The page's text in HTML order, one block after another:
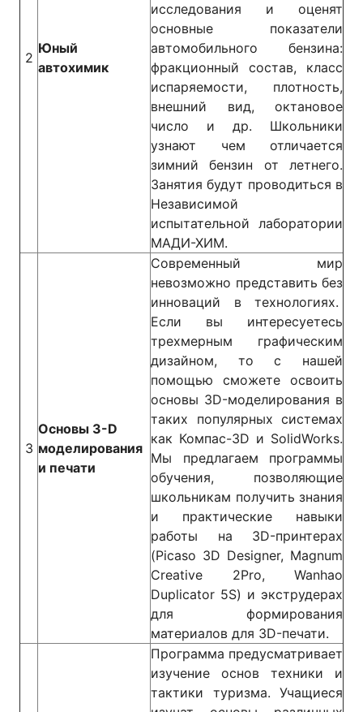
2
Юный
автохимик
исследования и оценят
основные показатели
автомобильного бензина:
фракционный состав, класс
испаряемости, плотность,
внешний вид, октановое
число и др. Школьники
узнают чем отличается
зимний бензин от летнего.
Занятия будут проводиться в
Независимой
испытательной лаборатории
МАДИ-ХИМ.
3
Основы 3-D
моделирования
и печати
Современный мир
невозможно представить без
инноваций в технологиях.
Если вы интересуетесь
трехмерным графическим
дизайном, то с нашей
помощью сможете освоить
основы 3D-моделирования в
таких популярных системах
как Компас-3D и SolidWorks.
Мы предлагаем программы
обучения, позволяющие
школьникам получить знания
и практические навыки
работы на 3D-принтерах
(Picaso 3D Designer, Magnum
Creative 2Pro, Wanhao
Duplicator 5S) и экструдерах
для формирования
материалов для 3D-печати.
Программа предусматривает
изучение основ техники и
тактики туризма. Учащиеся